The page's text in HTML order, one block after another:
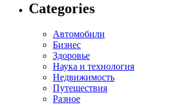
Categories
Автомобили
Бизнес
Здоровье
Наука и технология
Недвижимость
Путешествия
Разное